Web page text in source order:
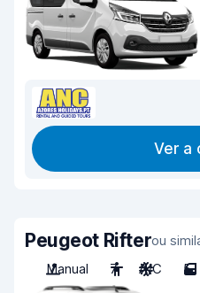
Ver a
Peugeot Rifterou
Manual
7 A/C 5